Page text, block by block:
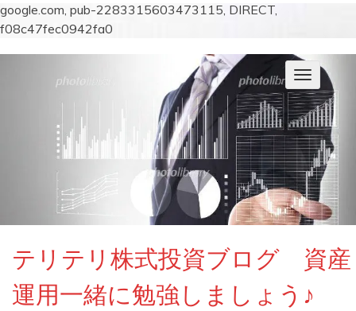
google.com, pub-2283315603473115, DIRECT,
f08c47fec0942fa0
ナ
ビ
ゲ
ー
シ
ョ
ン
を
切
り
替
テリテリ株式投資ブログ 資産
運用一緒に勉強しましょう♪